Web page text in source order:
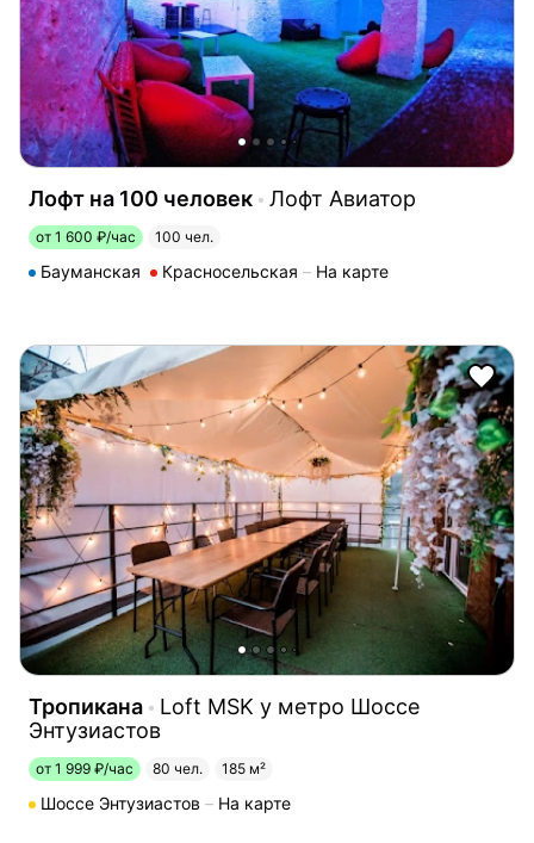
Лофт на 100 человек Лофт Авиатор
от 1 600 ₽/час 100 чел.
Бауманская Красносельская На карте
Тропикана
Loft MSK у метро Шоссе
Энтузиастов
от 1 999 ₽/час 80 чел. 185 м²
Шоссе Энтузиастов На карте